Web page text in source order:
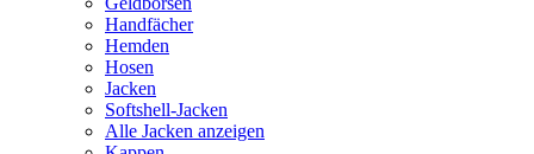
Handfächer
Hemden
Hosen
Jacken
Softshell-Jacken
Alle Jacken anzeigen